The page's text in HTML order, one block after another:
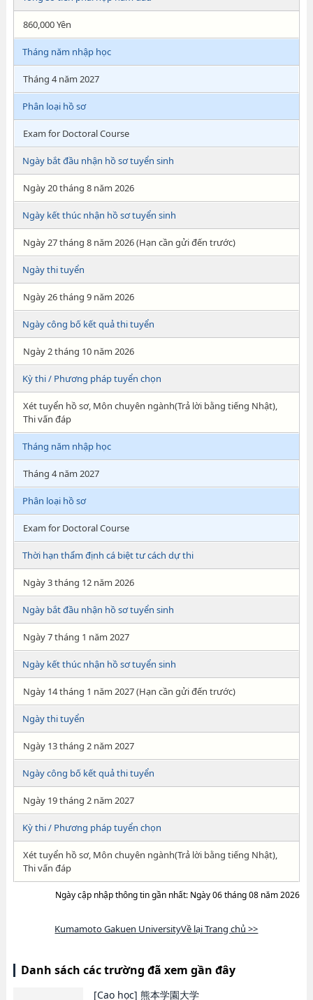
860,000 Yên
Tháng năm nhập học
Tháng 4 năm 2027
Phân loại hồ sơ
Exam for Doctoral Course
Ngày bắt đầu nhận hồ sơ tuyển sinh
Ngày 20 tháng 8 năm 2026
Ngày kết thúc nhận hồ sơ tuyển sinh
Ngày 27 tháng 8 năm 2026 (Hạn cần gửi đến trước)
Ngày thi tuyển
Ngày 26 tháng 9 năm 2026
Ngày công bố kết quả thi tuyển
Ngày 2 tháng 10 năm 2026
Kỳ thi / Phương pháp tuyển chọn
Xét tuyển hồ sơ, Môn chuyên ngành(Trả lời bằng tiếng Nhật),
Thi vấn đáp
Tháng năm nhập học
Tháng 4 năm 2027
Phân loại hồ sơ
Exam for Doctoral Course
Thời hạn thẩm định cá biệt tư cách dự thi
Ngày 3 tháng 12 năm 2026
Ngày bắt đầu nhận hồ sơ tuyển sinh
Ngày 7 tháng 1 năm 2027
Ngày kết thúc nhận hồ sơ tuyển sinh
Ngày 14 tháng 1 năm 2027 (Hạn cần gửi đến trước)
Ngày thi tuyển
Ngày 13 tháng 2 năm 2027
Ngày công bố kết quả thi tuyển
Ngày 19 tháng 2 năm 2027
Kỳ thi / Phương pháp tuyển chọn
Xét tuyển hồ sơ, Môn chuyên ngành(Trả lời bằng tiếng Nhật),
Thi vấn đáp
Ngày cập nhập thông tin gần nhất: Ngày 06 tháng 08 năm 2026
Kumamoto Gakuen UniversityVề lại Trang chủ >>
Danh sách các trường đã xem gần đây
[Cao học] 熊本学園大学